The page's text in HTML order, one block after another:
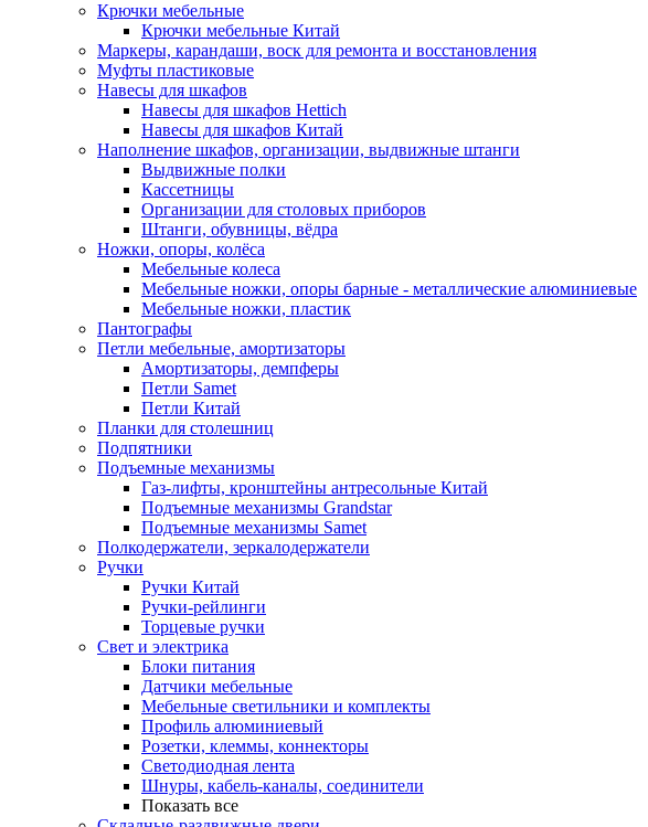
Крючки мебельные
Крючки мебельные Китай
Маркеры, карандаши, воск для ремонта и восстановления
Муфты пластиковые
Навесы для шкафов
Навесы для шкафов Hettich
Навесы для шкафов Китай
Наполнение шкафов, организации, выдвижные штанги
Выдвижные полки
Кассетницы
Организации для столовых приборов
Штанги, обувницы, вёдра
Ножки, опоры, колёса
Мебельные колеса
Мебельные ножки, опоры барные - металлические алюминиевые
Мебельные ножки, пластик
Пантографы
Петли мебельные, амортизаторы
Амортизаторы, демпферы
Петли Samet
Петли Китай
Планки для столешниц
Подпятники
Подъемные механизмы
Газ-лифты, кронштейны антресольные Китай
Подъемные механизмы Grandstar
Подъемные механизмы Samet
Полкодержатели, зеркалодержатели
Ручки
Ручки Китай
Ручки-рейлинги
Торцевые ручки
Свет и электрика
Блоки питания
Датчики мебельные
Мебельные светильники и комплекты
Профиль алюминиевый
Розетки, клеммы, коннекторы
Светодиодная лента
Шнуры, кабель-каналы, соединители
Показать все